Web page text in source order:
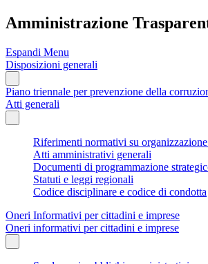
Amministrazione
Espandi Menu
Disposizioni generali
Piano triennale per prevenzione della
Atti generali
Riferimenti normativi su
Atti amministrativi generali
Documenti di programmazione
Statuti e leggi regionali
Codice disciplinare e codice di condotta
Oneri Informativi per cittadini e imprese
Oneri informativi per cittadini e imprese